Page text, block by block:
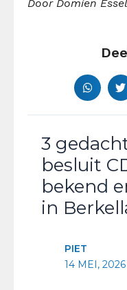
Door Domien
3
besluit
bekend
in
PIET
14 MEI,